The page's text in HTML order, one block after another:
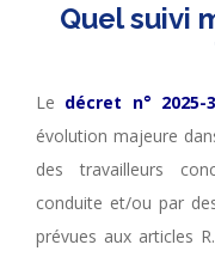
Quel suivi
Le décret n° 2025-
évolution majeure
des travailleurs
conduite et/ou par
prévues aux articles